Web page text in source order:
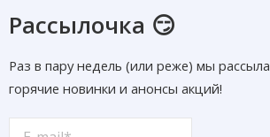
Рассылочка 😏
Раз в пару недель (или реже) мы
горячие новинки и анонсы акций!